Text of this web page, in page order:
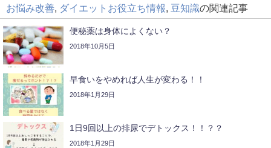
お悩み改善 ダイエットお役立ち情報 豆知識の関連記事
便秘薬は身体によくない？
2018年10月5日
早食いをやめれば人生が変わる！！
2018年1月29日
1日9回以上の排尿でデトックス！！？？
2018年1月29日